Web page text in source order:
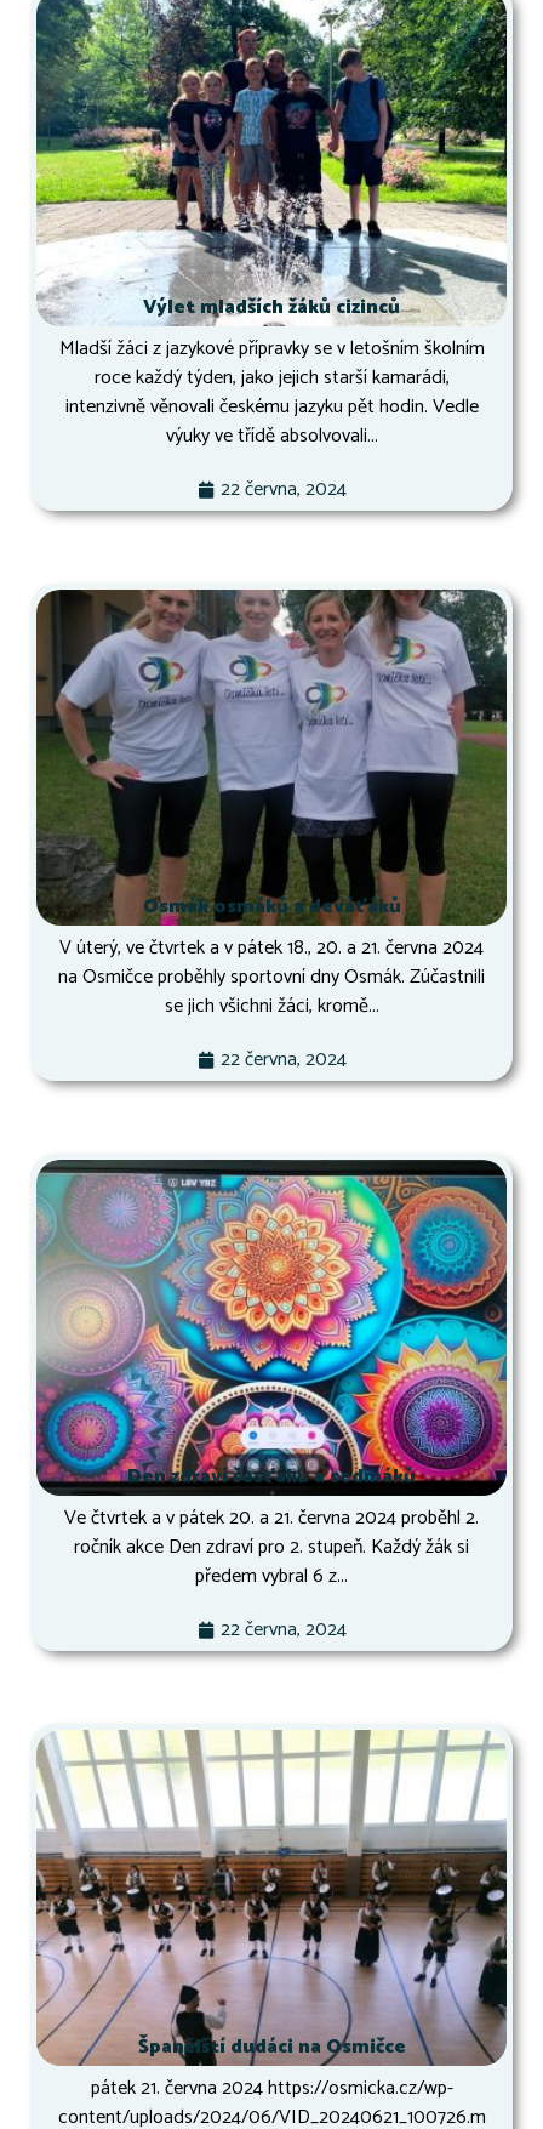
Výlet mladších žáků cizinců
Mladší žáci z jazykové přípravky se v letošním školním
roce každý týden, jako jejich starší kamarádi,
intenzivně věnovali českému jazyku pět hodin. Vedle
výuky ve třídě absolvovali...
22 června, 2024
Osmák osmáků a deváťáků
V úterý, ve čtvrtek a v pátek 18., 20. a 21. června 2024
na Osmičce proběhly sportovní dny Osmák. Zúčastnili
se jich všichni žáci, kromě...
22 června, 2024
Den zdraví šesťáků a sedmáků
Ve čtvrtek a v pátek 20. a 21. června 2024 proběhl 2.
ročník akce Den zdraví pro 2. stupeň. Každý žák si
předem vybral 6 z...
22 června, 2024
Španělští dudáci na Osmičce
pátek 21. června 2024 https://osmicka.cz/wp-
content/uploads/2024/06/VID_20240621_100726.m